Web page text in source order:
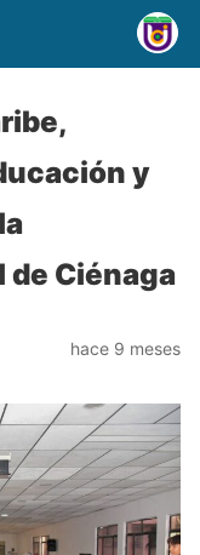
y
Ciénaga
hace 9 meses